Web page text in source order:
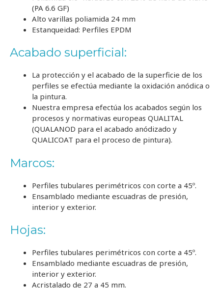
(PA 6.6 GF)
Alto varillas poliamida 24 mm
Estanqueidad: Perfiles EPDM
Acabado superficial:
La protección y el acabado de la superficie de los
perfiles se efectúa mediante la oxidación anódica o
la pintura.
Nuestra empresa efectúa los acabados según los
procesos y normativas europeas QUALITAL
(QUALANOD para el acabado anódizado y
QUALICOAT para el proceso de pintura).
Marcos:
Perfiles tubulares perimétricos con corte a 45º.
Ensamblado mediante escuadras de presión,
interior y exterior.
Hojas:
Perfiles tubulares perimétricos con corte a 45º.
Ensamblado mediante escuadras de presión,
interior y exterior.
Acristalado de 27 a 45 mm.